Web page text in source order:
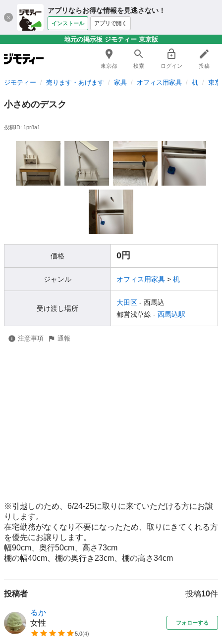
アプリならお得な情報を見逃さない！
インストール アプリで開く
地元の掲示板 ジモティー 東京版
東京都 検索 ログイン 投稿
ジモティー 売ります・あげます 家具 オフィス用家具 机 東
小さめのデスク
投稿ID: 1pr8a1
価格 0円
ジャンル オフィス用家具 > 机
受け渡し場所
大田区 - 西馬込
都営浅草線 - 西馬込駅
注意事項 通報
※引越しのため、6/24-25に取りに来ていただける方にお譲
りします。
在宅勤務がなくなり不要になったため、取りにきてくれる方
を優先にお譲りします。
幅90cm、奥行50cm、高さ73cm
棚の幅40cm、棚の奥行き23cm、棚の高さ34cm
投稿者 投稿10件
るか
女性
5.0(4)
フォローする